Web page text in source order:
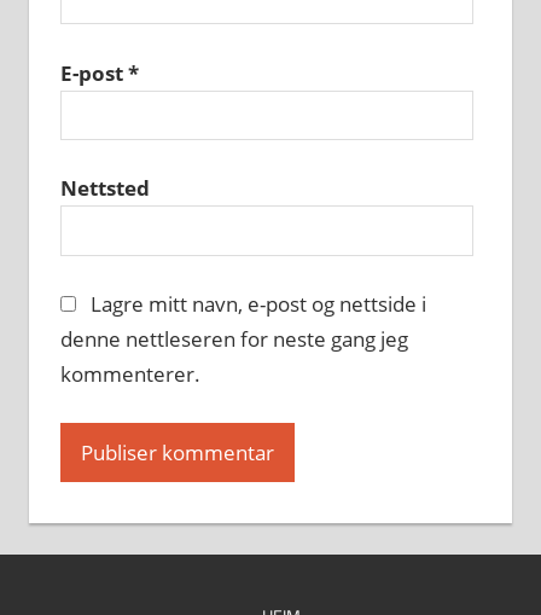
E-post*
Nettsted
Lagre mitt navn, e-post og nettside i
denne nettleseren for neste gang jeg
kommenterer.